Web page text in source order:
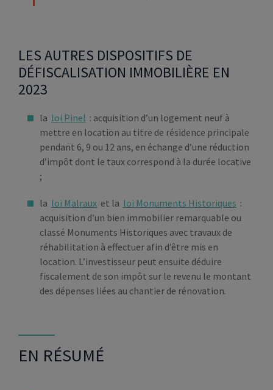
LES AUTRES DISPOSITIFS DE
DÉFISCALISATION IMMOBILIÈRE EN
2023
la loi Pinel : acquisition d’un logement neuf à
mettre en location au titre de résidence principale
pendant 6, 9 ou 12 ans, en échange d’une réduction
d’impôt dont le taux correspond à la durée locative
;
la loi Malraux et la loi Monuments Historiques :
acquisition d’un bien immobilier remarquable ou
classé Monuments Historiques avec travaux de
réhabilitation à effectuer afin d’être mis en
location. L’investisseur peut ensuite déduire
fiscalement de son impôt sur le revenu le montant
des dépenses liées au chantier de rénovation.
EN RÉSUMÉ